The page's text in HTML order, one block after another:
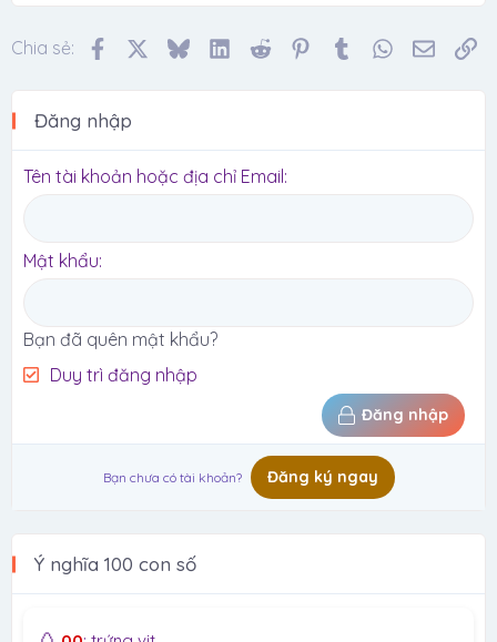
Chia sẻ: FacebookBlueskyLinkedIn
Reddit Pinterest
Tumblr WhatsApp
Email
Đăng nhập
Tên tài khoản hoặc địa chỉ Email
Mật khẩu
Bạn đã quên mật khẩu?
Duy trì đăng nhập
Đăng nhập
Bạn chưa có tài khoản? Đăng ký ngay
Ý nghĩa 100 con số